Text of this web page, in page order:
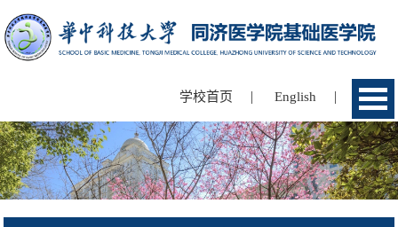
学校首页 | English |